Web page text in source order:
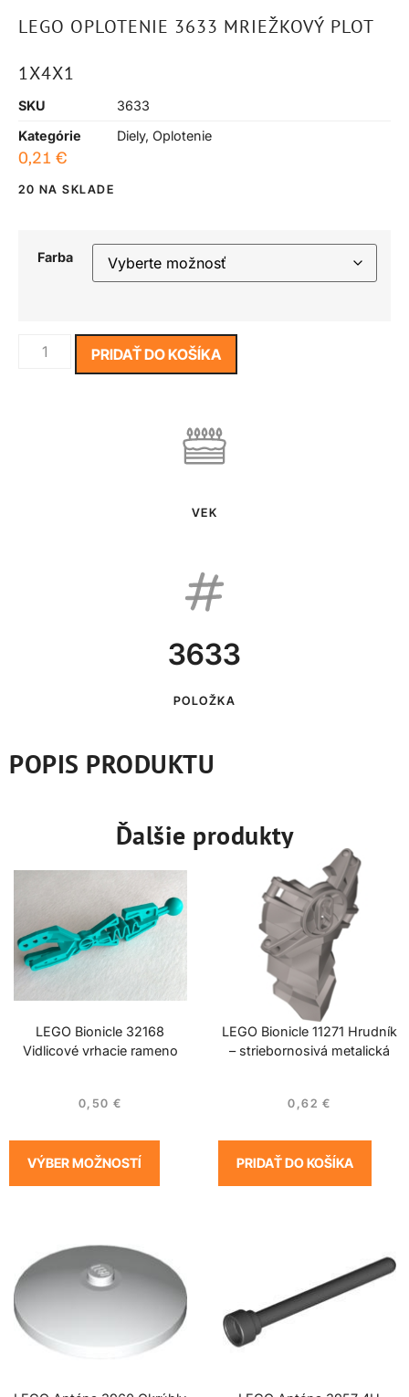
LEGO OPLOTENIE 3633 MRIEŽKOVÝ PLOT
1X4X1
SKU
3633
Kategórie
Diely, Oplotenie
0,21 €
20 NA SKLADE
Farba
PRIDAŤ DO KOŠÍKA
VEK
3633
POLOŽKA
POPIS PRODUKTU
Ďalšie produkty
LEGO Bionicle 32168
Vidlicové vrhacie rameno
0,50 €
VÝBER MOŽNOSTÍ
LEGO Bionicle 11271 Hrudník
– striebornosivá metalická
0,62 €
PRIDAŤ DO KOŠÍKA